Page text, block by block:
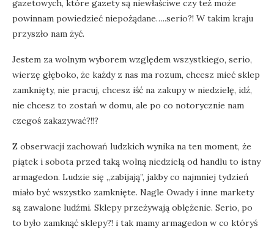
gazetowych, które gazety są niewłaściwe czy też może
powinnam powiedzieć niepożądane…..serio?! W takim kraju
przyszło nam żyć.
Jestem za wolnym wyborem względem wszystkiego, serio,
wierzę głęboko, że każdy z nas ma rozum, chcesz mieć sklep
zamknięty, nie pracuj, chcesz iść na zakupy w niedzielę, idź,
nie chcesz to zostań w domu, ale po co notorycznie nam
czegoś zakazywać?!!?
Z obserwacji zachowań ludzkich wynika na ten moment, że
piątek i sobota przed taką wolną niedzielą od handlu to istny
armagedon. Ludzie się „zabijają”, jakby co najmniej tydzień
miało być wszystko zamknięte. Nagle Owady i inne markety
są zawalone ludźmi. Sklepy przeżywają oblężenie. Serio, po
to było zamknąć sklepy?! i tak mamy armagedon w co któryś